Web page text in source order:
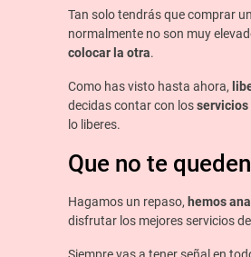
Tan solo tendrás que comprar
normalmente no son muy
colocar la otra.
Como has visto hasta ahora,
decidas contar con losservicios
lo liberes.
Que no te
Hagamos un repaso, hemos
disfrutar los mejores servicios